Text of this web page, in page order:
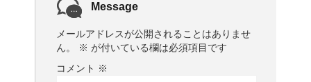
Message
メールアドレスが公開されることはありませ
ん。
※ が付いている欄は必須項目です
コメント ※